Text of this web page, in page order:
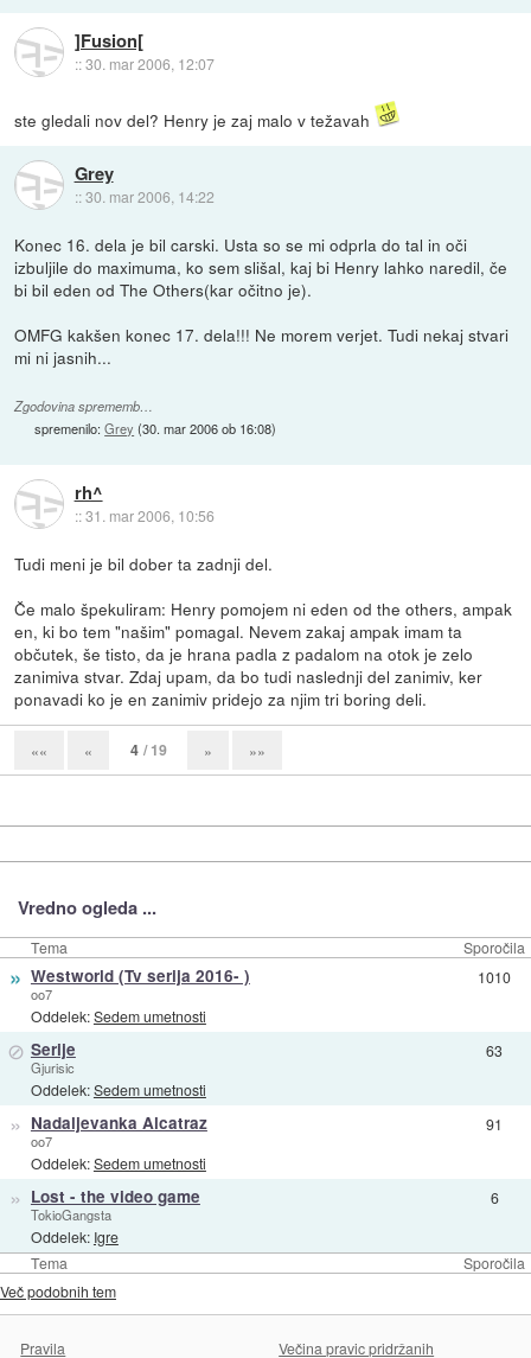
]Fusion[
::30. mar 2006, 12:07
ste gledali nov del? Henry je zaj malo v težavah
Grey
::30. mar 2006, 14:22
Konec 16. dela je bil carski. Usta so se mi odprla do tal in oči
izbuljile do maximuma, ko sem slišal, kaj bi Henry lahko naredil, če
bi bil eden od The Others(kar očitno je).
OMFG kakšen konec 17. dela!!! Ne morem verjet. Tudi nekaj stvari
mi ni jasnih...
Zgodovina sprememb…
spremenilo:Grey (30. mar 2006 ob 16:08)
rh^
::31. mar 2006, 10:56
Tudi meni je bil dober ta zadnji del.
Če malo špekuliram: Henry pomojem ni eden od the others, ampak
en, ki bo tem "našim" pomagal. Nevem zakaj ampak imam ta
občutek, še tisto, da je hrana padla z padalom na otok je zelo
zanimiva stvar. Zdaj upam, da bo tudi naslednji del zanimiv, ker
ponavadi ko je en zanimiv pridejo za njim tri boring deli.
«« « 4 / 19 » »»
Vredno ogleda ...
Tema Sporočila
Tema Sporočila
» Westworld (Tv serija 2016- )
oo7
Oddelek:Sedem umetnosti
1010
⊘ Serije
Gjurisic
Oddelek:Sedem umetnosti
63
» Nadaljevanka Alcatraz
oo7
Oddelek:Sedem umetnosti
91
» Lost - the video game
TokioGangsta
Oddelek: Igre
6
Več podobnih tem
Pravila Večina pravic pridržanih